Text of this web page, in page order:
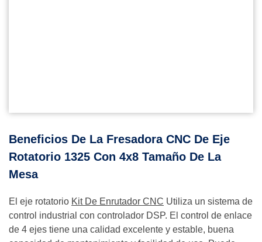
Beneficios De La Fresadora CNC De Eje
Rotatorio 1325 Con 4x8 Tamaño De La
Mesa
El eje rotatorio Kit De Enrutador CNC Utiliza un sistema de
control industrial con controlador DSP. El control de enlace
de 4 ejes tiene una calidad excelente y estable, buena